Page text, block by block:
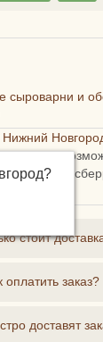
сыроварни и
Нижний
?
область
или
стоит
оплатить заказ?
доставят